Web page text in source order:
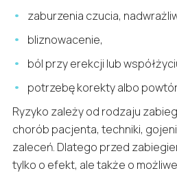
zaburzenia czucia,
bliznowacenie,
ból przy erekcji lub
potrzebę korekty albo
Ryzyko zależy od rodzaju
chorób pacjenta, techniki,
zaleceń. Dlatego przed
tylko o efekt, ale także o